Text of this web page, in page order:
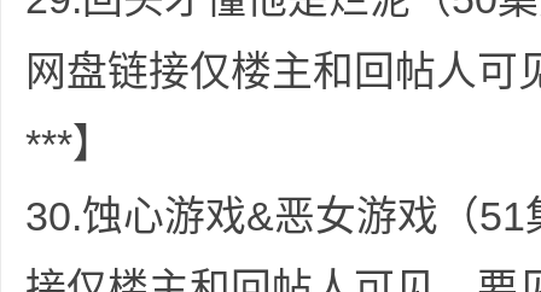
网盘链接仅楼主和回帖人
***】
30.蚀心游戏&恶女游戏（